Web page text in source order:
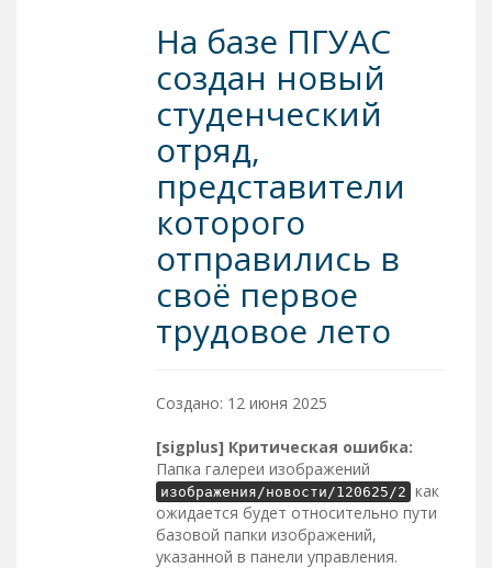
На базе ПГУАС
создан новый
студенческий
отряд,
представители
которого
отправились в
своё первое
трудовое лето
Создано: 12 июня 2025
[sigplus] Критическая ошибка:
Папка галереи изображений
изображения/новости/120625/2 как
ожидается будет относительно пути
базовой папки изображений,
указанной в панели управления.